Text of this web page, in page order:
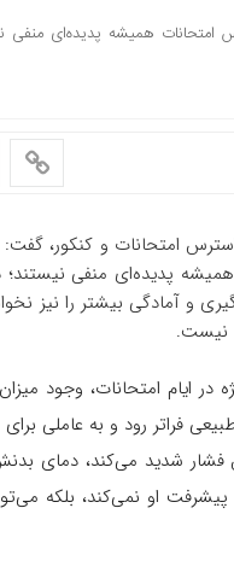
امتحانات همیشه پدیده‌ای
استرس امتحانات و کنکور،
پدیده‌ای منفی نیستند؛
و آمادگی بیشتر را نیز
نیست.
ایام امتحانات، وجود
فراتر رود و به عاملی
شدید می‌کند، دمای
او نمی‌کند، بلکه